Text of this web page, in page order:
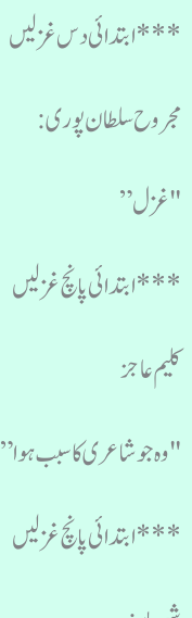
***ابتدائی دس غزلیں
مجروح سلطان پوری:
"غزل”
***ابتدائی پانچ غزلیں
کلیم عاجز
"وہ جو شاعری کا سبب ہوا”
***ابتدائی پانچ غزلیں